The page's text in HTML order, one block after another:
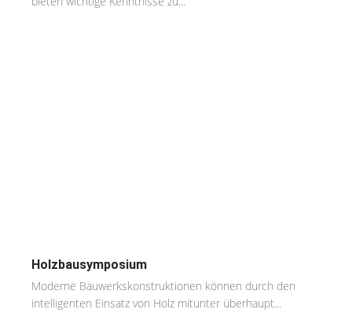
Holzbausymposium
Moderne Bauwerkskonstruktionen können durch den
intelligenten Einsatz von Holz mitunter überhaupt...